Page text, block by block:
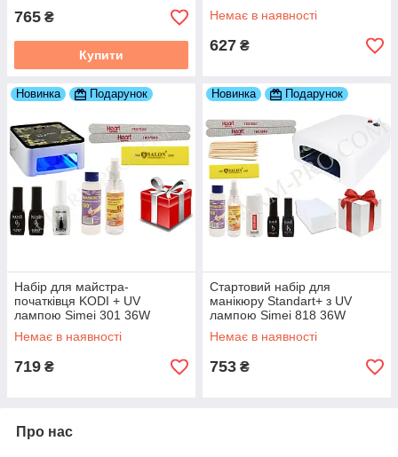
765 ₴
Купити
9 W
Немає в наявності
627 ₴
Новинка Подарунок
Набір для майстра-
початківця KODI + UV
лампою Simei 301 36W
Немає в наявності
719 ₴
Новинка Подарунок
Стартовий набір для
манікюру Standart+ з UV
лампою Simei 818 36W
Немає в наявності
753 ₴
Про нас